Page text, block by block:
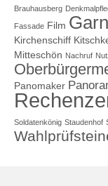
Brauhausberg
Fassade Film
Kirchenschiff
Mitteschön Nachruf
Panomaker
Soldatenkönig Staudenhof